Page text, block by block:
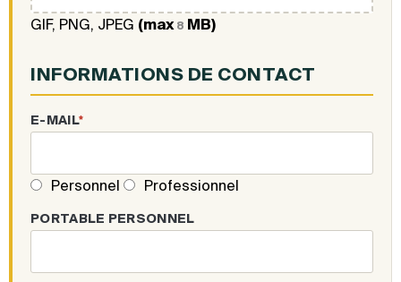
GIF, PNG, JPEG (max 8 MB)
INFORMATIONS DE CONTACT
E-MAIL*
Personnel Professionnel
PORTABLE PERSONNEL